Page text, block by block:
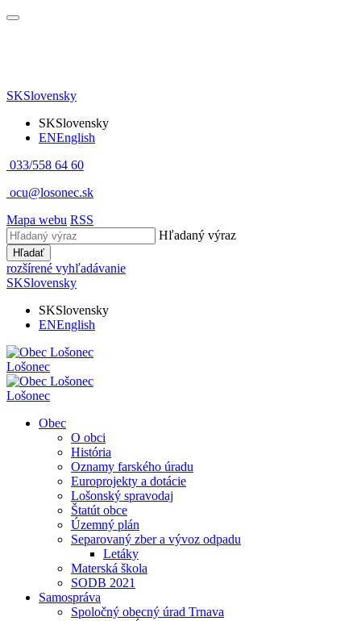
SKSlovensky
SKSlovensky
ENEnglish
033/558 64 60
ocu@losonec.sk
Mapa webu RSS
Hľadaný výraz
Hľadať
rozšírené vyhľadávanie
SKSlovensky
SKSlovensky
ENEnglish
Lošonec
Lošonec
Obec
O obci
História
Oznamy farského úradu
Europrojekty a dotácie
Lošonský spravodaj
Štatút obce
Územný plán
Separovaný zber a vývoz odpadu
Letáky
Materská škola
SODB 2021
Samospráva
Spoločný obecný úrad Trnava